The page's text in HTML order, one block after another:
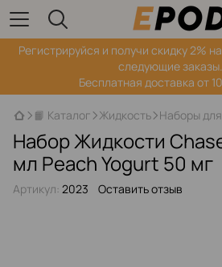
Регистрируйся‌ и получи скидку 2%
следующие заказы.
Бесплатная доставка от
📙 Каталог Жидкость Наборы
Набор Жидкости
мл Peach Yogurt 50 мг
Артикул: 2023 Оставить отзыв